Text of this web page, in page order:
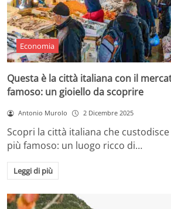
Economia
Questa è la città italiana con il
famoso: un gioiello da scoprire
Antonio Murolo 2 Dicembre 2025
Scopri la città italiana che
più famoso: un luogo ricco di…
Leggi di più